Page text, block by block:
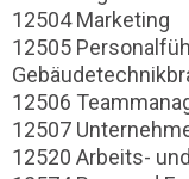
12504 Marketing
12505
12506
12507
12520 Arbeits-